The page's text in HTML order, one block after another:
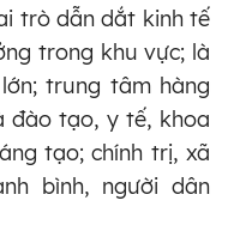
trò dẫn dắt kinh tế
trong khu vực; là
trung tâm hàng
đào tạo, y tế, khoa
tạo; chính trị, xã
bình, người dân